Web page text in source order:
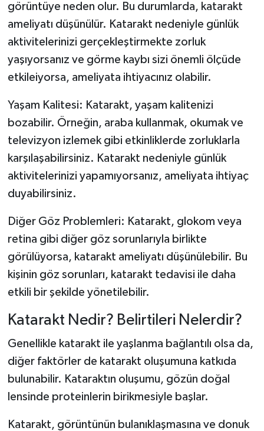
görüntüye neden olur. Bu durumlarda, katarakt
ameliyatı düşünülür. Katarakt nedeniyle günlük
aktivitelerinizi gerçekleştirmekte zorluk
yaşıyorsanız ve görme kaybı sizi önemli ölçüde
etkileiyorsa, ameliyata ihtiyacınız olabilir.
Yaşam Kalitesi: Katarakt, yaşam kalitenizi
bozabilir. Örneğin, araba kullanmak, okumak ve
televizyon izlemek gibi etkinliklerde zorluklarla
karşılaşabilirsiniz. Katarakt nedeniyle günlük
aktivitelerinizi yapamıyorsanız, ameliyata ihtiyaç
duyabilirsiniz.
Diğer Göz Problemleri: Katarakt, glokom veya
retina gibi diğer göz sorunlarıyla birlikte
görülüyorsa, katarakt ameliyatı düşünülebilir. Bu
kişinin göz sorunları, katarakt tedavisi ile daha
etkili bir şekilde yönetilebilir.
Katarakt Nedir? Belirtileri Nelerdir?
Genellikle katarakt ile yaşlanma bağlantılı olsa da,
diğer faktörler de katarakt oluşumuna katkıda
bulunabilir. Kataraktın oluşumu, gözün doğal
lensinde proteinlerin birikmesiyle başlar.
Katarakt, görüntünün bulanıklaşmasına ve donuk